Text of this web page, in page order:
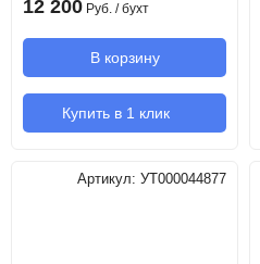
12 200 Руб. / бухт
В корзину
Купить в 1 клик
Артикул: УТ000044877